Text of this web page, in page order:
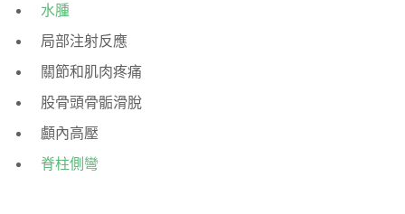
水腫
局部注射反應
關節和肌肉疼痛
股骨頭骨骺滑脫
顱內高壓
脊柱側彎